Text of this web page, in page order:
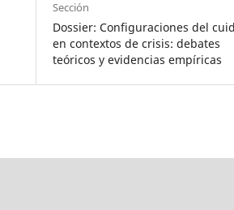
Sección
Dossier: Configuraciones del
en contextos de crisis: debates
teóricos y evidencias empíricas